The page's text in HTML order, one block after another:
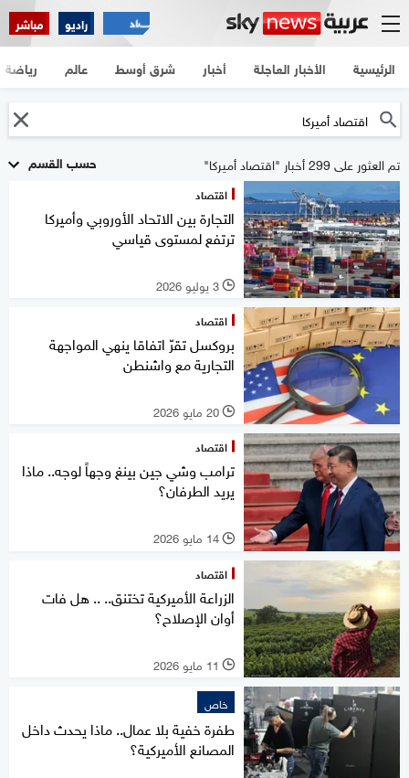
راديو مباشر
الرئيسية الأخبار العاجلة أخبار شرق أوسط عالم رياضة
حسب القسم تم العثور على 299 أخبار "اقتصاد أميركا"
اقتصاد
التجارة بين الاتحاد الأوروبي وأميركا
ترتفع لمستوى قياسي
l 3 يوليو 2026
اقتصاد
بروكسل تقرّ اتفاقا ينهي المواجهة
التجارية مع واشنطن
l 20 مايو 2026
اقتصاد
ترامب وشي جين بينغ وجهاً لوجه.. ماذا
يريد الطرفان؟
l 14 مايو 2026
اقتصاد
الزراعة الأميركية تختنق.. .. هل فات
أوان الإصلاح؟
l 11 مايو 2026
خاص
طفرة خفية بلا عمال.. ماذا يحدث داخل
المصانع الأميركية؟